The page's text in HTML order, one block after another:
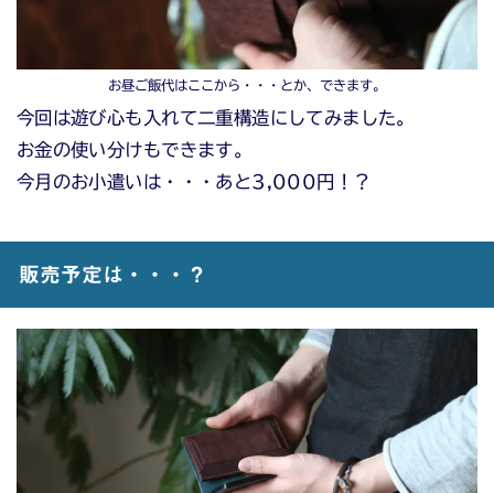
お昼ご飯代はここから・・・とか、できます。
今回は遊び心も入れて二重構造にしてみました。
お金の使い分けもできます。
今月のお小遣いは・・・あと3,000円！？
販売予定は・・・？